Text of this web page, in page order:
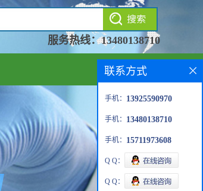
服务热线：13480138710
联系方式
手机： 13925590970
手机： 13480138710
手机： 15711973608
Q Q：
Q Q：